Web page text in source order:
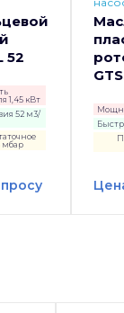
52
1,45 кВт
52 м3/
мбар